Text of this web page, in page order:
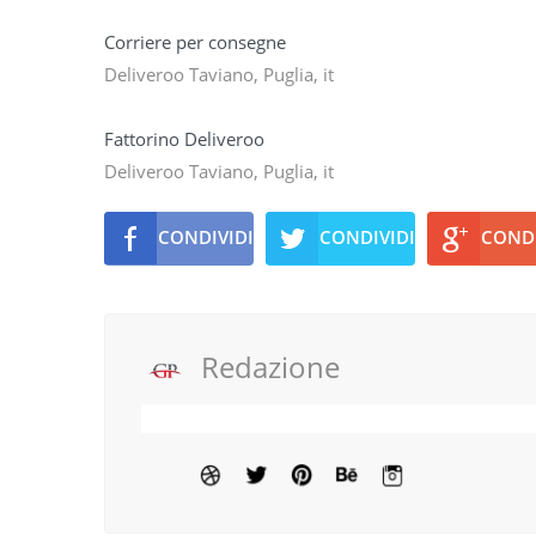
Corriere per consegne
Deliveroo Taviano, Puglia, it
Fattorino Deliveroo
Deliveroo Taviano, Puglia, it
CONDIVIDI CONDIVIDI
Redazione